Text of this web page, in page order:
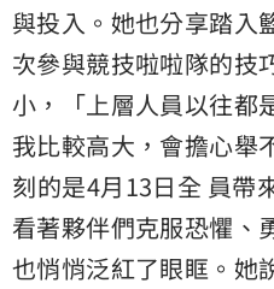
與投入。她也分享踏入
次參與競技啦啦隊的技
小，「上層人員以往都
我比較高大，會擔心舉
刻的是4月13日全 員帶
看著夥伴們克服恐懼、
也悄悄泛紅了眼眶。她